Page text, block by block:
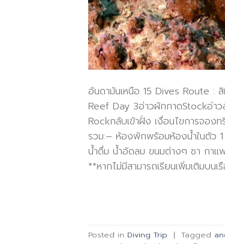
อันดามันเหนือ 15 Dives Route :
Reef Day 3อ่าวผักกาดStockอ่า
Rockกลับเข้าฝั่ง เงื่อนไขการจอง
รวม:– ห้องพักพร้อมห้องน้ำในตัว
น้ำดื่ม น้ำอัดลม ขนมต่างๆ ชา กา
**หากไม่มีสามารถเรียนเพิ่มเติมบน
Posted in Diving Trip | Tagged